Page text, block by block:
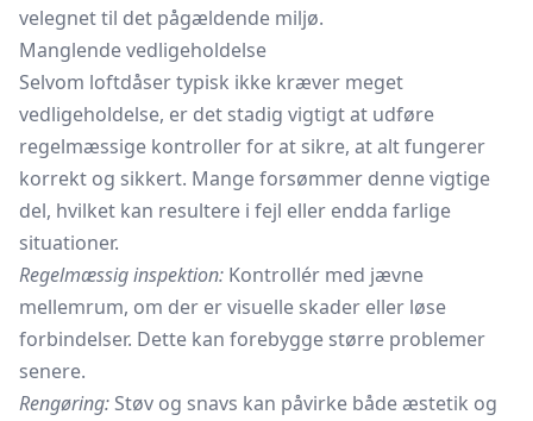
velegnet til det pågældende miljø.
Manglende vedligeholdelse
Selvom loftdåser typisk ikke kræver meget
vedligeholdelse, er det stadig vigtigt at udføre
regelmæssige kontroller for at sikre, at alt fungerer
korrekt og sikkert. Mange forsømmer denne vigtige
del, hvilket kan resultere i fejl eller endda farlige
situationer.
Regelmæssig inspektion: Kontrollér med jævne
mellemrum, om der er visuelle skader eller løse
forbindelser. Dette kan forebygge større problemer
senere.
Rengøring: Støv og snavs kan påvirke både æstetik og